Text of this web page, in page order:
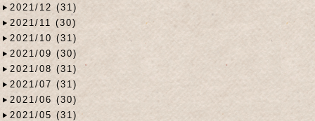
2021/12 (31)
2021/11 (30)
2021/10 (31)
2021/09 (30)
2021/08 (31)
2021/07 (31)
2021/06 (30)
2021/05 (31)